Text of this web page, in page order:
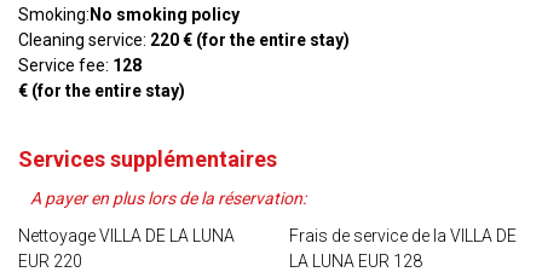
Smoking: No smoking policy
Cleaning service: 220 € (for the entire stay)
Service fee: 128
€ (for the entire stay)
Services supplémentaires
A payer en plus lors de la réservation:
Nettoyage VILLA DE LA LUNA
EUR 220
Frais de service de la VILLA DE
LA LUNA EUR 128